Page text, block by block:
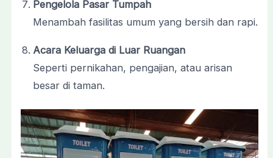
Pengelola Pasar Tumpah
Menambah fasilitas umum yang bersih dan rapi.
Acara Keluarga di Luar Ruangan
Seperti pernikahan, pengajian, atau arisan
besar di taman.